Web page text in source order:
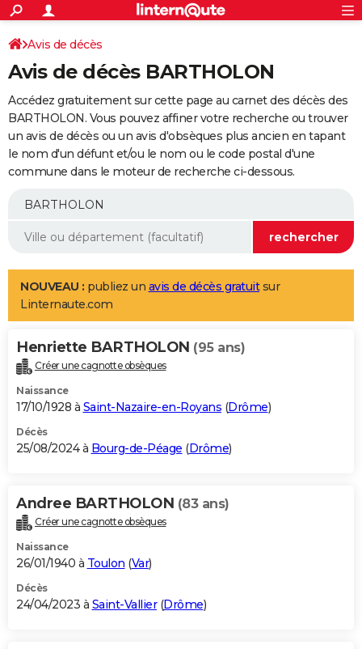
ACTUALITÉS
Politique
Société
Faits Divers
Education
Monde
Villes
+
SPORT
Coupe du monde 2026
Football
Tennis
Cyclisme
Rugby
Forum
Programme TV
TNT
Streaming
Cinéma
Sorties cinéma
Musique
+
FINANCE
Impôts
Immobilier
Risques naturels par ville
Banque
Assurance
Crédit
AUTO
Essais
Réserver un essai
Citadines
Berlines
SUV
Forum auto
+
Mobiles
Meilleur smartphone
Internet
Ordinateurs
Jeux vidéo
Guide high-tech
Aménagement intérieur
LIFESTYLE
Art de vivre
Bien-être
Loisirs
Mode
Modes de vie
Alimentation
Guide de la santé
Maladies
Médicaments
Sommeil
VOYAGE
Destinations
City break
Voyage nature
Voyage de noces
Forum
Climat
+PHOTO
GUIDES D'ACHAT
BONS PLANS
Carte de Noël
Carte Bonne année
Carte Saint-Valentin
Carte Pâques
Carte d'anniversaire
DICTIONNAIRE
Dictionnaire
Biographies
Citations
Expressions
Proverbes
PROGRAMME TV
S'inscrire
Se connecter
Lycées
Collèges
Primaires
Universités
Entreprises
Service militaire
Avis de recherche
AVIS DE DÉCÈS
Avis de décès
Avis de décès BARTHOLON
Accédez gratuitement sur cette page au carnet des décès des
BARTHOLON. Vous pouvez affiner votre recherche ou trouver
un avis de décès ou un avis d'obsèques plus ancien en tapant
le nom d'un défunt et/ou le nom ou le code postal d'une
commune dans le moteur de recherche ci-dessous.
NOUVEAU : publiez un avis de décès gratuitsur
Linternaute.com
Henriette BARTHOLON (95 ans)
Créer une cagnotte obsèques
Naissance
17/10/1928 à Saint-Nazaire-en-Royans (Drôme)
Décès
25/08/2024 à Bourg-de-Péage (Drôme)
Andree BARTHOLON (83 ans)
Créer une cagnotte obsèques
Naissance
26/01/1940 à Toulon (Var)
Décès
24/04/2023 à Saint-Vallier(Drôme)